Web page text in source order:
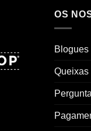
OS
Blogues
Queixas